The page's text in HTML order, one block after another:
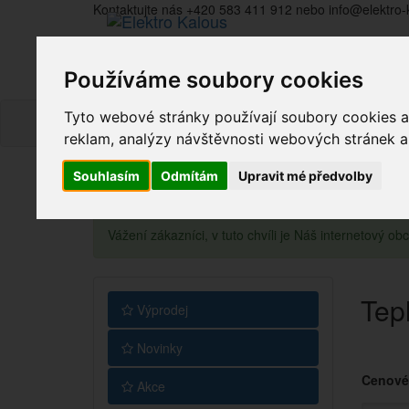
Používáme soubory cookies
Tyto webové stránky používají soubory cookies
reklam, analýzy návštěvnosti webových stránek
Souhlasím Odmítám Upravit mé předvolby
Kontaktujte nás +420 583 411 912 nebo
Vážení zákazníci, v tuto chvíli je Náš internetový
Výprodej
Novinky
Akce